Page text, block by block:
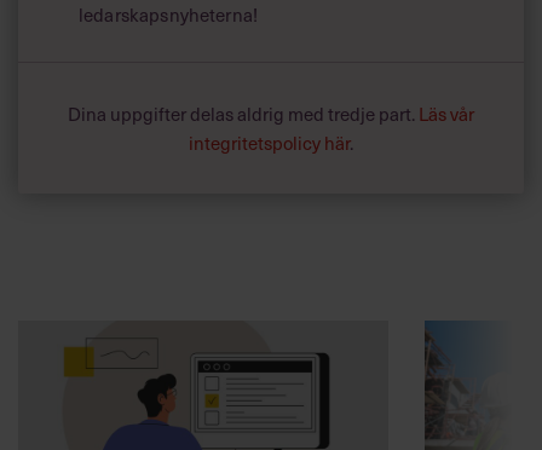
ledarskapsnyheterna!
Dina uppgifter delas aldrig med tredje part. Läs vår
integritetspolicy här.